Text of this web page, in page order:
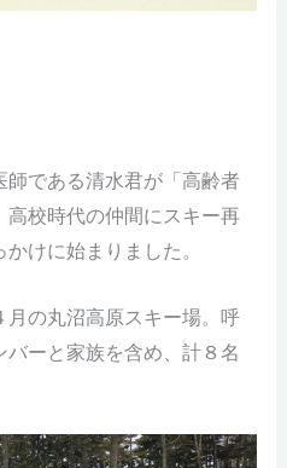
師である清水君が「高齢者
校時代の仲間にスキー再
けに始まりました。
の丸沼高原スキー場。呼
ーと家族を含め、計８名